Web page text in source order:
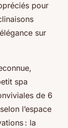
pour
sur
spa
de 6
l’espace
: la